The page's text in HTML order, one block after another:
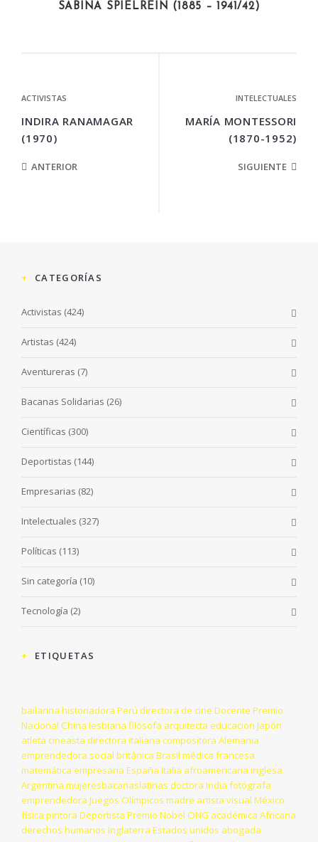
SABINA SPIELREIN (1885 – 1941/42)
ACTIVISTAS
INDIRA RANAMAGAR
(1970)
ANTERIOR
INTELECTUALES
MARÍA MONTESSORI
(1870-1952)
SIGUIENTE
CATEGORÍAS
Activistas (424)
Artistas (424)
Aventureras (7)
Bacanas Solidarias (26)
Científicas (300)
Deportistas (144)
Empresarias (82)
Intelectuales (327)
Políticas (113)
Sin categoría (10)
Tecnología (2)
ETIQUETAS
bailarina historiadora Perú directora de cine Docente Premio
Nacional China lesbiana filósofa arquitecta educacion Japón
atleta cineasta directora Italiana compositora Alemania
emprendedora social británica Brasil médica francesa
matemática empresaria España Italia afroamericana inglesa
Argentina mujeresbacanaslatinas doctora India fotógrafa
emprendedora Juegos Olímpicos madre artista visual México
física pintora Deportista Premio Nobel ONG académica Africana
derechos humanos Inglaterra Estados unidos abogada